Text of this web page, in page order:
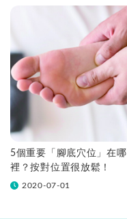
5個重要「腳底穴位」在哪
裡？按對位置很放鬆！
2020-07-01